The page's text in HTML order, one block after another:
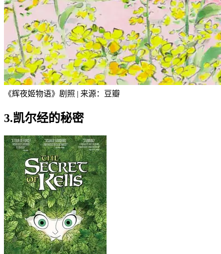
《辉夜姬物语》剧照 | 来源：豆瓣
3.凯尔经的秘密